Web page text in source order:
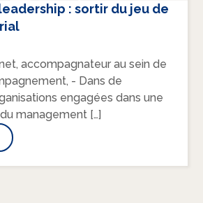
: sortir du jeu de
accompagnateur au sein de
- Dans de
engagées dans une
management […]